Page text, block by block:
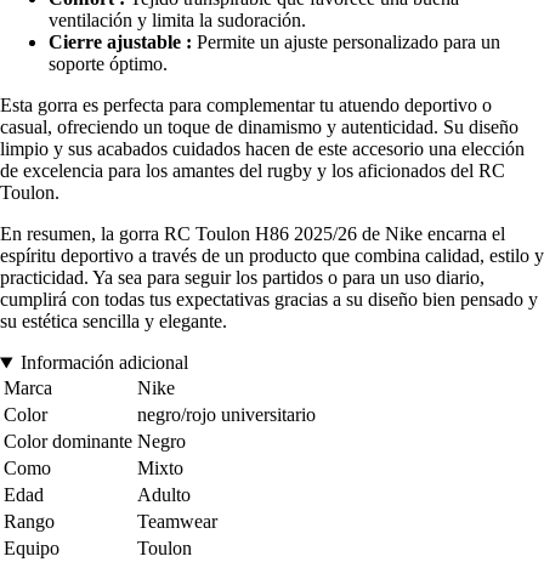
ventilación y limita la sudoración.
Cierre ajustable : Permite un ajuste personalizado para un
soporte óptimo.
Esta gorra es perfecta para complementar tu atuendo deportivo o
casual, ofreciendo un toque de dinamismo y autenticidad. Su diseño
limpio y sus acabados cuidados hacen de este accesorio una elección
de excelencia para los amantes del rugby y los aficionados del RC
Toulon.
En resumen, la gorra RC Toulon H86 2025/26 de Nike encarna el
espíritu deportivo a través de un producto que combina calidad, estilo y
practicidad. Ya sea para seguir los partidos o para un uso diario,
cumplirá con todas tus expectativas gracias a su diseño bien pensado y
su estética sencilla y elegante.
Información adicional
Marca
Nike
Color
negro/rojo universitario
Color dominante Negro
Como
Mixto
Edad
Adulto
Rango
Teamwear
Equipo
Toulon